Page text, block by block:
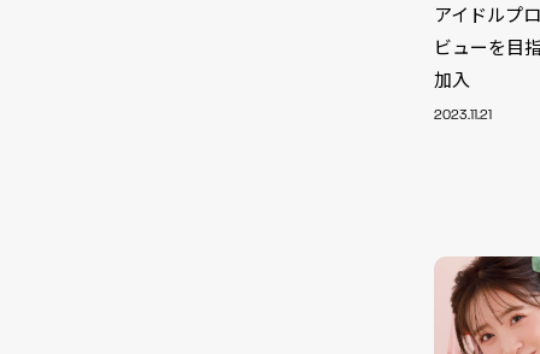
アイドルプ
ビューを目
加入
2023.11.21